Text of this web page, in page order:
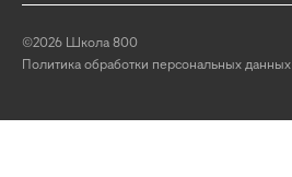
©2026 Школа 800
Политика обработки персональных данных